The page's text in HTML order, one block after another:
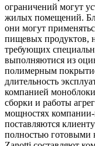
ограничений могут
жилых помещений.
они могут
пищевых продуктов,
требующих
выполняютися из
полимерным
длительность
компанией моноблоки
сборки и работы
мощностях
поставляются
полностью готовыми